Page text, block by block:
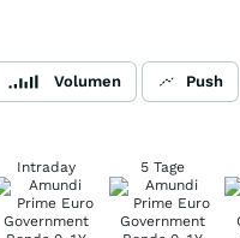
Volumen Push
Intraday 5 Tage